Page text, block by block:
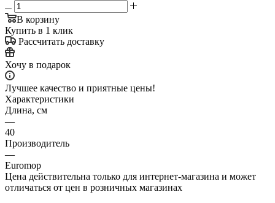
В корзину
Купить в 1 клик
Рассчитать доставку
Хочу в подарок
Лучшее качество и приятные цены!
Характеристики
Длина, см
—
40
Производитель
—
Euromop
Цена действительна только для интернет-магазина и может
отличаться от цен в розничных магазинах